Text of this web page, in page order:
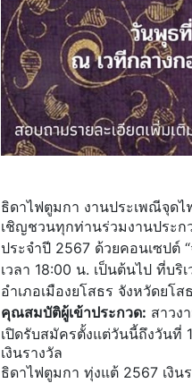
ธิดาไฟตูมกา งานประเพณีจุด
เชิญชวนทุกท่านร่วมงานประก
ประจำปี 2567 ด้วยคอนเซปต์
เวลา 18:00 น. เป็นต้นไป ที่บ
อำเภอเมืองยโสธร จังหวัดยโส
คุณสมบัติผู้เข้าประกวด: สาวง
เปิดรับสมัครตั้งแต่วันนี้ถึงวันที่
เงินรางวัล
ธิดาไฟตูมกา ทุ่งแต้ 2567 เงิ